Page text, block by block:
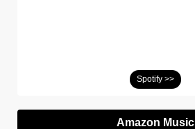
Spotify >>
Amazon Music